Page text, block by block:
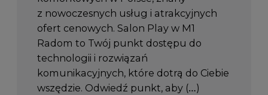
z nowoczesnych usług i atrakcyjnych
ofert cenowych. Salon Play w M1
Radom to Twój punkt dostępu do
technologii i rozwiązań
komunikacyjnych, które dotrą do Ciebie
wszędzie. Odwiedź punkt, aby (…)